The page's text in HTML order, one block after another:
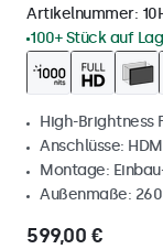
Artikelnummer:
100+ Stück auf
High-Brightness
Anschlüsse:
Montage:
Außenmaße:
599,00 €